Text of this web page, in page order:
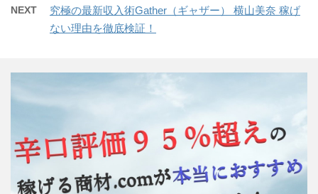
NEXT
究極の最新収入術Gather（ギャザー） 横山美奈 稼げ
ない理由を徹底検証！